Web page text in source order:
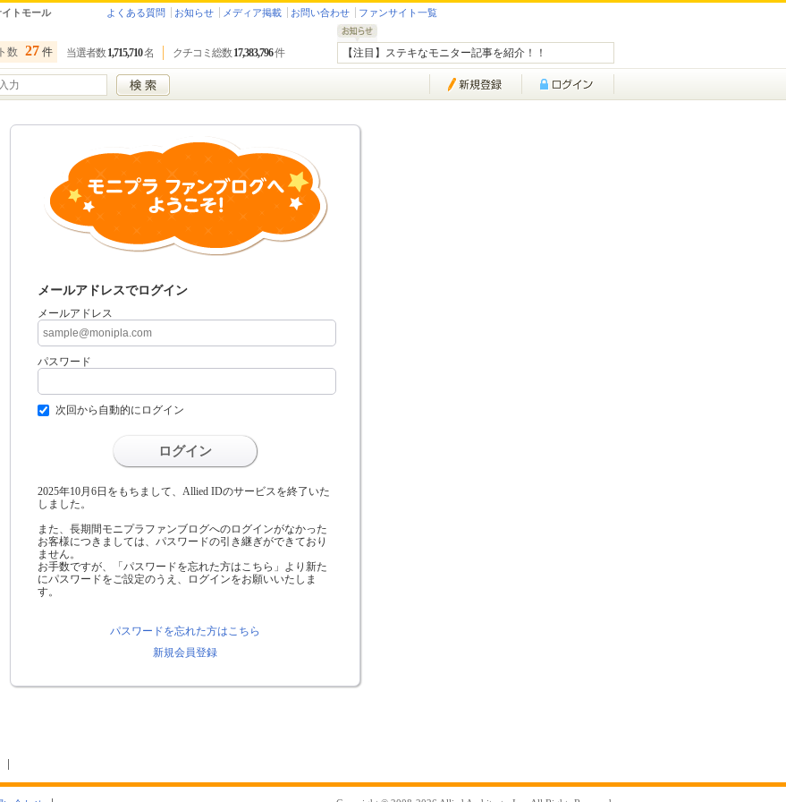
トモール よくある質問 お知らせ メディア掲載 お問い合わせ ファンサイト一覧
【注目】ステキなモニター記事を紹介！！
数 27 件 当選者数 1,715,710名 クチコミ総数 17,383,796件
メールアドレスでログイン
メールアドレス
パスワード
次回から自動的にログイン
ログイン
2025年10月6日をもちまして、Allied IDのサービスを終了いた
しました。
また、長期間モニプラファンブログへのログインがなかった
お客様につきましては、パスワードの引き継ぎができており
ません。
お手数ですが、「パスワードを忘れた方はこちら」より新た
にパスワードをご設定のうえ、ログインをお願いいたしま
す。
パスワードを忘れた方はこちら
新規会員登録